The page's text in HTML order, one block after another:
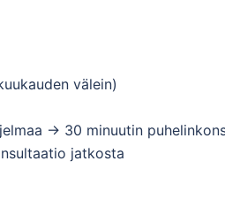
välein)
-> 30 minuutin
jatkosta